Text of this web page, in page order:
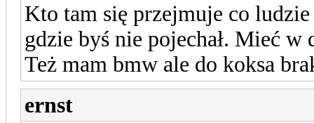
Kto tam się przejmuje co
gdzie byś nie pojechał. Mieć w
Też mam bmw ale do koksa
ernst